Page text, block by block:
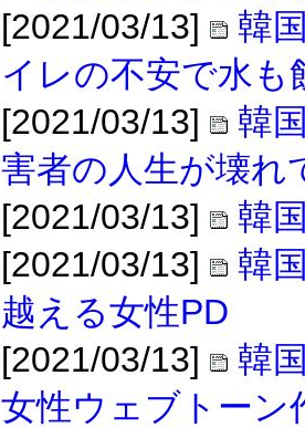
[2021/03/13]
韓
イレの不安で水も
[2021/03/13]
韓
害者の人生が壊れ
[2021/03/13]
韓
[2021/03/13]
韓
越える女性PD
[2021/03/13]
韓
女性ウェブトーン